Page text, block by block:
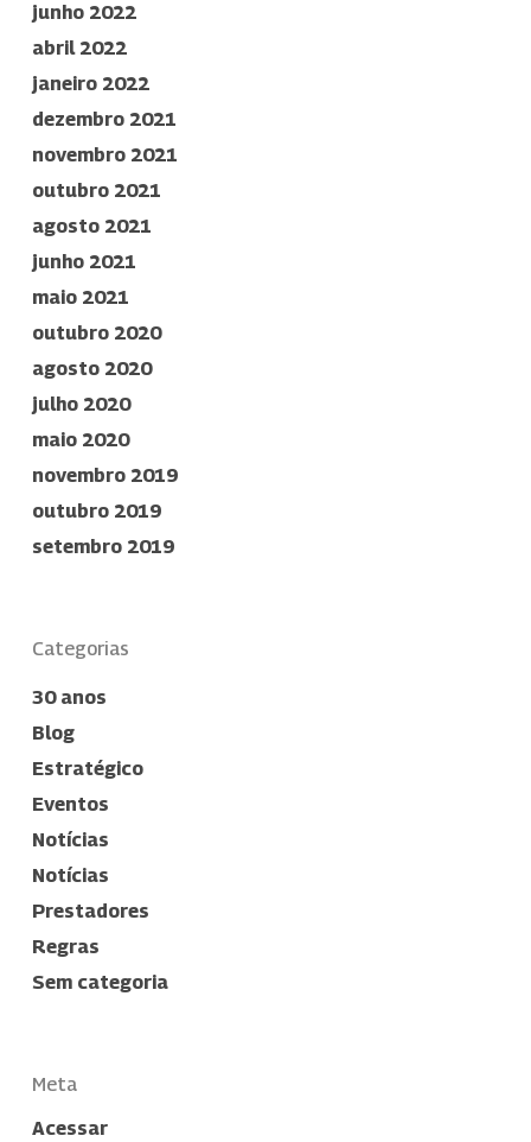
junho 2022
abril 2022
janeiro 2022
dezembro 2021
novembro 2021
outubro 2021
agosto 2021
junho 2021
maio 2021
outubro 2020
agosto 2020
julho 2020
maio 2020
novembro 2019
outubro 2019
setembro 2019
Categorias
30 anos
Blog
Estratégico
Eventos
Notícias
Notícias
Prestadores
Regras
Sem categoria
Meta
Acessar